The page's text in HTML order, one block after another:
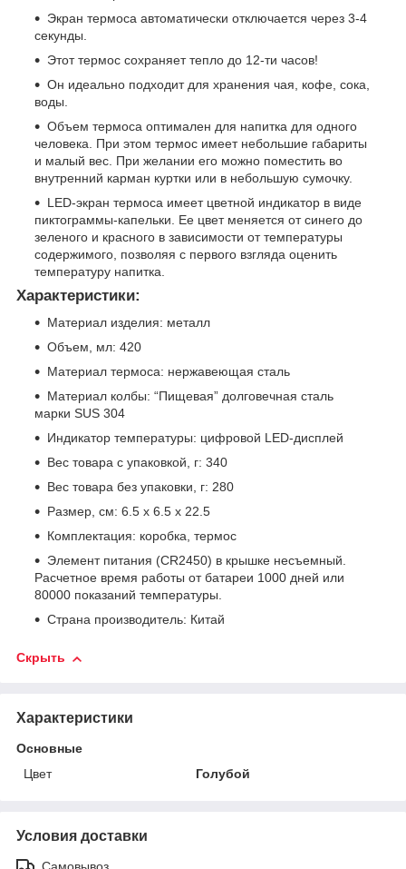
Экран термоса автоматически отключается через 3-4
секунды.
Этот термос сохраняет тепло до 12-ти часов!
Он идеально подходит для хранения чая, кофе, сока,
воды.
Объем термоса оптимален для напитка для одного
человека. При этом термос имеет небольшие габариты
и малый вес. При желании его можно поместить во
внутренний карман куртки или в небольшую сумочку.
LED-экран термоса имеет цветной индикатор в виде
пиктограммы-капельки. Ее цвет меняется от синего до
зеленого и красного в зависимости от температуры
содержимого, позволяя с первого взгляда оценить
температуру напитка.
Характеристики:
Материал изделия: металл
Объем, мл: 420
Материал термоса: нержавеющая сталь
Материал колбы: “Пищевая” долговечная сталь
марки SUS 304
Индикатор температуры: цифровой LED-дисплей
Вес товара с упаковкой, г: 340
Вес товара без упаковки, г: 280
Размер, см: 6.5 х 6.5 х 22.5
Комплектация: коробка, термос
Элемент питания (CR2450) в крышке несъемный.
Расчетное время работы от батареи 1000 дней или
80000 показаний температуры.
Страна производитель: Китай
Скрыть
Характеристики
Основные
Цвет
Голубой
Условия доставки
Самовывоз